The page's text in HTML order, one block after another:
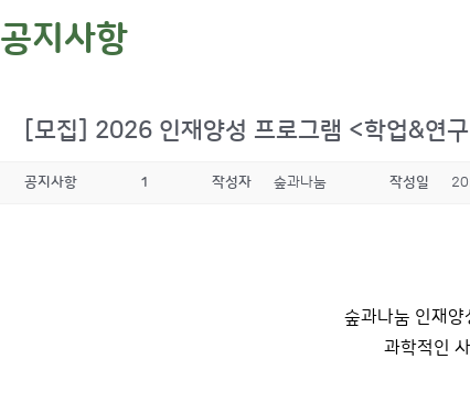
공지사항
[모집] 2026 인재양성 프로그램 <학업&
공지사항 1 작성자 숲과나눔 작성일
숲과나눔 인재
과학적인